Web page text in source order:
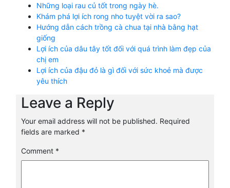
Những loại rau củ tốt trong ngày hè.
Khám phá lợi ích rong nho tuyệt vời ra sao?
Hướng dẫn cách trồng cà chua tại nhà bằng hạt
giống
Lợi ích của dâu tây tốt đối với quá trình làm đẹp của
chị em
Lợi ích của đậu đỏ là gì đối với sức khoẻ mà được
yêu thích
Leave a Reply
Your email address will not be published. Required
fields are marked *
Comment *